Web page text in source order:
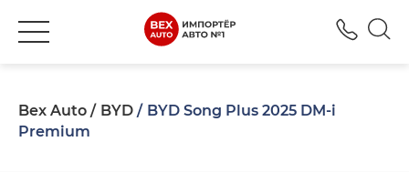
Bex Auto BYD
BYD Song Plus 2025 DM-i
Premium